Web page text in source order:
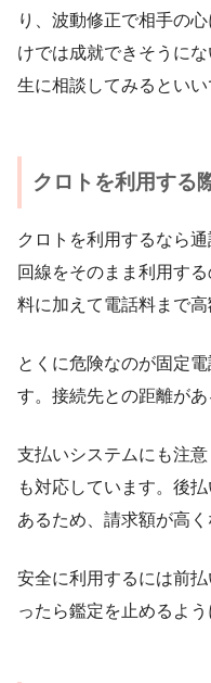
り、波動修正で相手の
けでは成就できそうに
生に相談してみるといい
クロトを利用する
クロトを利用するなら
回線をそのまま利用す
料に加えて電話料まで高
とくに危険なのが固定
す。接続先との距離があ
支払いシステムにも注
も対応しています。後
あるため、請求額が高く
安全に利用するには前
ったら鑑定を止めるよう